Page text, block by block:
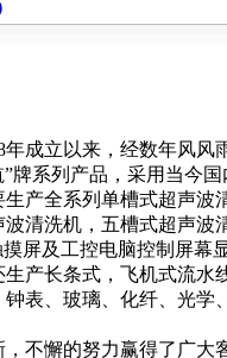
超声波清洗机厂|九
声波清洗设备|劲泰
波(图)
黄田
厂|劲
(图)
成立以来，经数年风风
牌系列产品，采用当今
产全系列单槽式超声
清洗机，五槽式超声波
屏及工控电脑控制屏幕
产长条式，飞机式流水
表、玻璃、化纤、光学
不懈的努力赢得了广大